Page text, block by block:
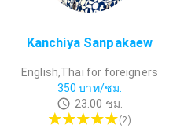
Kanchiya Sanpakaew
English,Thai for foreigners
350 บาท/ชม.
23.00 ชม.
(2)